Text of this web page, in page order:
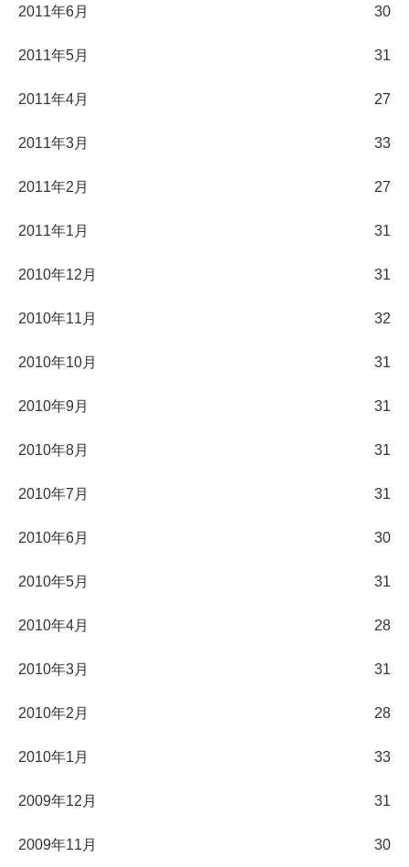
2011年6月 30
2011年5月 31
2011年4月 27
2011年3月 33
2011年2月 27
2011年1月 31
2010年12月 31
2010年11月 32
2010年10月 31
2010年9月 31
2010年8月 31
2010年7月 31
2010年6月 30
2010年5月 31
2010年4月 28
2010年3月 31
2010年2月 28
2010年1月 33
2009年12月 31
2009年11月 30